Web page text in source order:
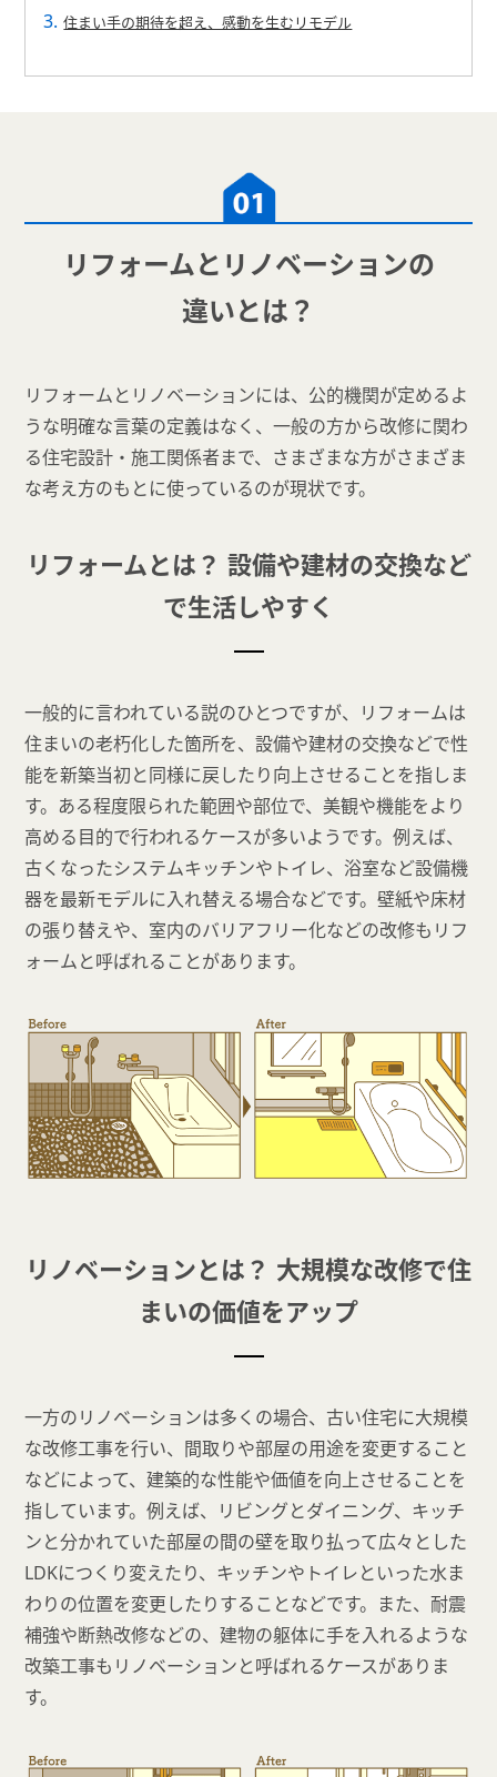
住まい手の期待を超え、感動を生むリモデル
リフォームとリノベーションの
違いとは？
リフォームとリノベーションには、公的機関が定めるよ
うな明確な言葉の定義はなく、一般の方から改修に関わ
る住宅設計・施工関係者まで、さまざまな方がさまざま
な考え方のもとに使っているのが現状です。
リフォームとは？ 設備や建材の交換など
で生活しやすく
一般的に言われている説のひとつですが、リフォームは
住まいの老朽化した箇所を、設備や建材の交換などで性
能を新築当初と同様に戻したり向上させることを指しま
す。ある程度限られた範囲や部位で、美観や機能をより
高める目的で行われるケースが多いようです。例えば、
古くなったシステムキッチンやトイレ、浴室など設備機
器を最新モデルに入れ替える場合などです。壁紙や床材
の張り替えや、室内のバリアフリー化などの改修もリフ
ォームと呼ばれることがあります。
リノベーションとは？ 大規模な改修で住
まいの価値をアップ
一方のリノベーションは多くの場合、古い住宅に大規模
な改修工事を行い、間取りや部屋の用途を変更すること
などによって、建築的な性能や価値を向上させることを
指しています。例えば、リビングとダイニング、キッチ
ンと分かれていた部屋の間の壁を取り払って広々とした
LDKにつくり変えたり、キッチンやトイレといった水ま
わりの位置を変更したりすることなどです。また、耐震
補強や断熱改修などの、建物の躯体に手を入れるような
改築工事もリノベーションと呼ばれるケースがありま
す。